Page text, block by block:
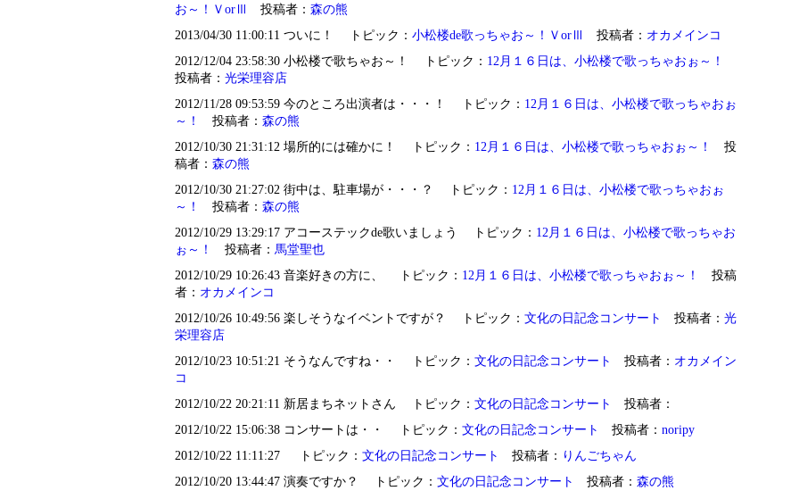
お～！ＶorⅢ
投稿者： 森の熊
2013/04/30 11:00:11 ついに！ トピック： 小松楼de歌っちゃお～！ＶorⅢ 投稿者： オカメインコ
2012/12/04 23:58:30 小松楼で歌ちゃお～！ トピック： 12月１６日は、小松楼で歌っちゃおぉ～！
投稿者： 光栄理容店
2012/11/28 09:53:59 今のところ出演者は・・・！ トピック： 12月１６日は、小松楼で歌っちゃおぉ
～！
投稿者： 森の熊
2012/10/30 21:31:12 場所的には確かに！ トピック： 12月１６日は、小松楼で歌っちゃおぉ～！
投
稿者： 森の熊
2012/10/30 21:27:02 街中は、駐車場が・・・？ トピック： 12月１６日は、小松楼で歌っちゃおぉ
～！
投稿者： 森の熊
2012/10/29 13:29:17 アコーステックde歌いましょう トピック： 12月１６日は、小松楼で歌っちゃお
ぉ～！
投稿者： 馬堂聖也
2012/10/29 10:26:43 音楽好きの方に、 トピック： 12月１６日は、小松楼で歌っちゃおぉ～！
投稿
者： オカメインコ
2012/10/26 10:49:56 楽しそうなイベントですが？ トピック： 文化の日記念コンサート 投稿者： 光
栄理容店
2012/10/23 10:51:21 そうなんですね・・ トピック： 文化の日記念コンサート 投稿者： オカメイン
コ
2012/10/22 20:21:11 新居まちネットさん トピック： 文化の日記念コンサート
投稿者：
2012/10/22 15:06:38 コンサートは・・ トピック： 文化の日記念コンサート 投稿者： noripy
2012/10/22 11:11:27 トピック： 文化の日記念コンサート 投稿者： りんごちゃん
2012/10/20 13:44:47 演奏ですか？ トピック： 文化の日記念コンサート 投稿者： 森の熊